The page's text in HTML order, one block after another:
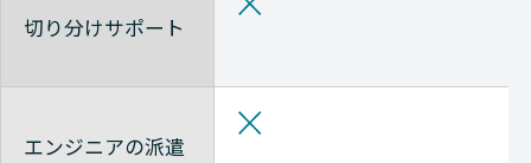
切り分けサポート
エンジニアの派遣